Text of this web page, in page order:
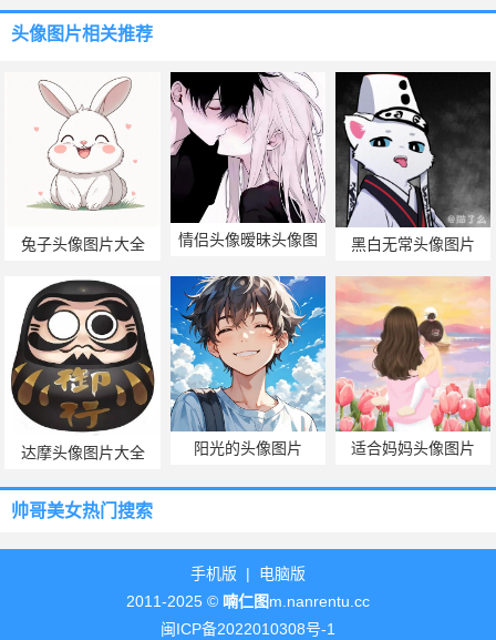
头像图片相关推荐
兔子头像图片大全
情侣头像暧昧头像图
片
黑白无常头像图片
达摩头像图片大全 阳光的头像图片 适合妈妈头像图片
帅哥美女热门搜索
手机版 | 电脑版
2011-2025 © 喃仁图m.nanrentu.cc
闽ICP备2022010308号-1